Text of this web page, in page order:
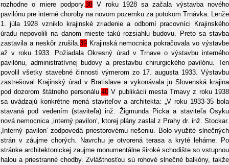
rozhodne o miere podpory.38V roku 1928 sa začala výstavba nového
pavilónu pre interné choroby na novom pozemku za potokom Trnávka. Lenže
1. júla 1928 vzniklo krajinské zriadenie a odborní pracovníci Krajinského
úradu nepovolili na danom mieste takú rozsiahlu budovu. Preto sa stavba
zastavila a neskôr zrušila.39Krajinská nemocnica pokračovala vo výstavbe
až v roku 1933. Požiadala Okresný úrad v Trnave o výstavbu interného
pavilónu, administratívnej budovy a prestavbu chirurgického pavilónu. Ten
povolil všetky stavebné činnosti výmerom zo 17. augusta 1933. Výstavbu
zastrešoval Krajinský úrad v Bratislave a vykonávala ju Slovenská krajina
pod dozorom štátneho personálu.40V publikácii mesta Trnavy z roku 1938
sa uvádzajú konkrétne mená staviteľov a architekta: „V roku 1933-35 bola
stavaná pod vedením (staviteľa) inž. Žigmunda Picka a staviteľa Osyku
nová nemocnica ,interný pavilon‘, ktorej plány zaslal z Prahy dr. inž. Stockar.
‚Interný pavilon‘ zodpovedá priestorovému riešeniu. Bolo využité slnečných
strán v záujme chorých. Navrchu je otvorená terasa a kryté lehárne. Po
stránke architektonickej zaujme monumentálne široké schodište so vstupnou
halou a priestranné chodby. Zvláštnosťou sú rohové slnečné balkóny, takže